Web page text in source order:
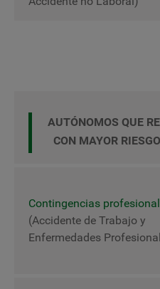
AUTÓNOMOS QUE
CON MAYOR
Contingencias
(Accidente de Trabajo y
Enfermedades